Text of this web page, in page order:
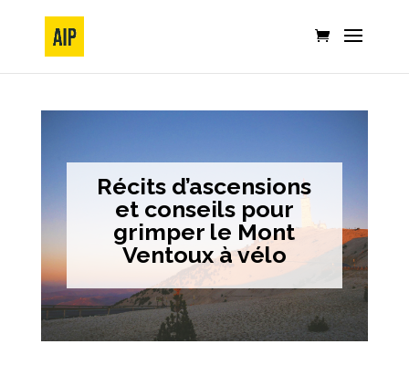
Récits d’ascensions
et conseils pour
grimper le Mont
Ventoux à vélo